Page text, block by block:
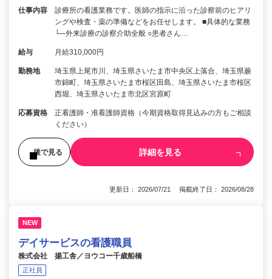
仕事内容
診療所の看護業務です。医師の指示に沿った診察前のヒアリ
ングや検査・薬の準備などをお任せします。 ■具体的な業務
└─外来診療の診察介助全般 ○患者さん…
給与 月給310,000円
勤務地
埼玉県上尾市川、埼玉県さいたま市中央区上落合、埼玉県蕨
市錦町、埼玉県さいたま市桜区田島、埼玉県さいたま市桜区
西堀、埼玉県さいたま市北区宮原町
応募資格
正看護師・准看護師資格（今期資格取得見込みの方もご相談
ください）
後で見る 詳細を見る
更新日： 2026/07/21 掲載終了日： 2026/08/28
NEW
デイサービスの看護職員
株式会社 揚工舎／ヨウコー千歳船橋
正社員